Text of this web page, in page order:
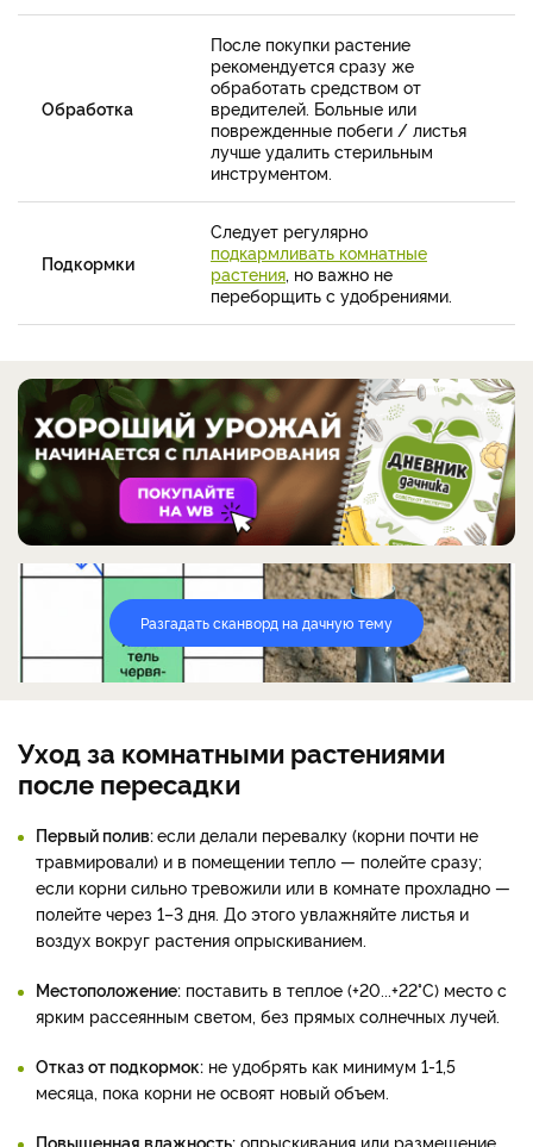
Обработка
После покупки растение
рекомендуется сразу же
обработать средством от
вредителей. Больные или
поврежденные побеги / листья
лучше удалить стерильным
инструментом.
Подкормки
Следует регулярно
подкармливать комнатные
растения, но важно не
переборщить с удобрениями.
Разгадать сканворд на дачную тему
Уход за комнатными растениями
после пересадки
Первый полив:если делали перевалку (корни почти не
травмировали) и в помещении тепло — полейте сразу;
если корни сильно тревожили или в комнате прохладно —
полейте через 1–3 дня. До этого увлажняйте листья и
воздух вокруг растения опрыскиванием.
Местоположение: поставить в теплое (+20...+22°C) место с
ярким рассеянным светом, без прямых солнечных лучей.
Отказ от подкормок: не удобрять как минимум 1-1,5
месяца, пока корни не освоят новый объем.
Повышенная влажность: опрыскивания или размещение